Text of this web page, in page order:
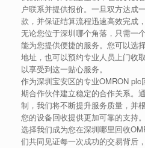
户联系并提供报价。一旦双方达成
款，并保证结算流程迅速高效完成
无论您位于深圳哪个角落，只需一
能为您提供便捷的服务。您可以选
地址，也可以预约专业人员上门收
以享受到这一贴心服务。
作为深圳宝安区的专业OMRON
期合作伙伴建立稳定的合作关系。
制，我们将不断提升服务质量，并
您的设备回收提供更加可靠的支持。
选择我们成为您在深圳哪里回收
们共同见证每一次成功的交易背后